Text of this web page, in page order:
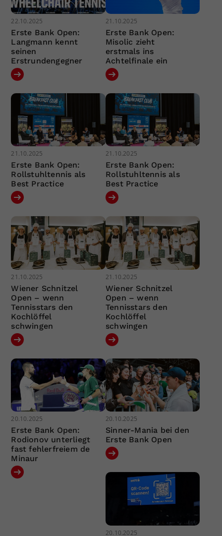
22.10.2025
Erste Bank Open:
Langmann kennt
seinen
Erstrundengegner
21.10.2025
Erste Bank Open:
Misolic zieht
erstmals ins
Achtelfinale ein
21.10.2025
Erste Bank Open:
Rollstuhltennis als
Best Practice
21.10.2025
Erste Bank Open:
Rollstuhltennis als
Best Practice
21.10.2025
Wiener Schnitzel
Open – wenn
Tennisstars den
Kochlöffel
schwingen
21.10.2025
Wiener Schnitzel
Open – wenn
Tennisstars den
Kochlöffel
schwingen
20.10.2025
Erste Bank Open:
Rodionov unterliegt
fast fehlerfreiem de
Minaur
20.10.2025
Sinner-Mania bei den
Erste Bank Open
20.10.2025